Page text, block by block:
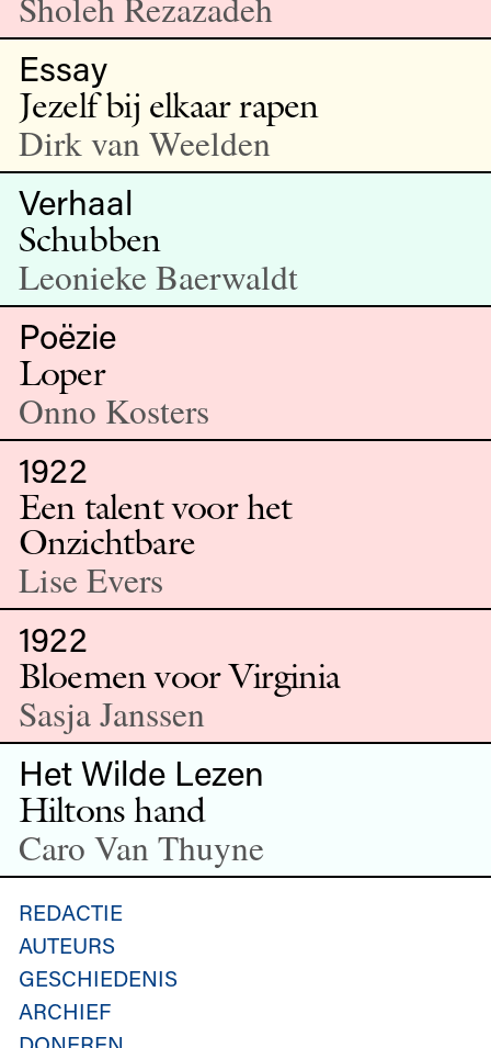
Essay
Jezelf bij elkaar rapen
Dirk van Weelden
Verhaal
Schubben
Leonieke Baerwaldt
Poëzie
Loper
Onno Kosters
1922
Een talent voor het
Onzichtbare
Lise Evers
1922
Bloemen voor Virginia
Sasja Janssen
Het Wilde Lezen
Hiltons hand
Caro Van Thuyne
REDACTIE
AUTEURS
GESCHIEDENIS
ARCHIEF